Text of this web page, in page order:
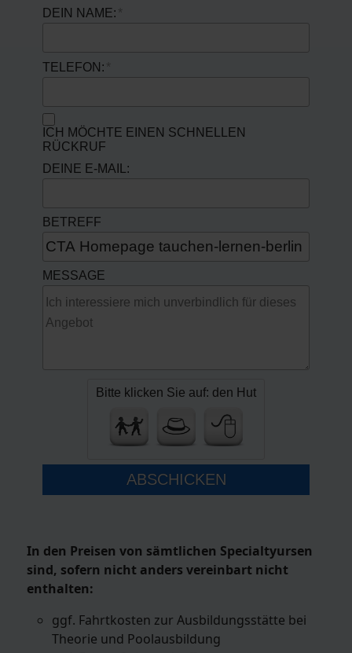
DEIN NAME:
TELEFON:
ICH MÖCHTE EINEN SCHNELLEN
RÜCKRUF
DEINE E-MAIL:
BETREFF
MESSAGE
Bitte klicken Sie auf: den Hut
ABSCHICKEN
In den Preisen von sämtlichen Specialtyursen
sind, sofern nicht anders vereinbart nicht
enthalten:
ggf. Fahrtkosten zur Ausbildungsstätte bei
Theorie und Poolausbildung